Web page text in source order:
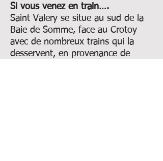
Si vous venez en train….
Saint Valery se situe au sud de la
Baie de Somme, face au Crotoy
avec de nombreux trains qui la
desservent, en provenance de